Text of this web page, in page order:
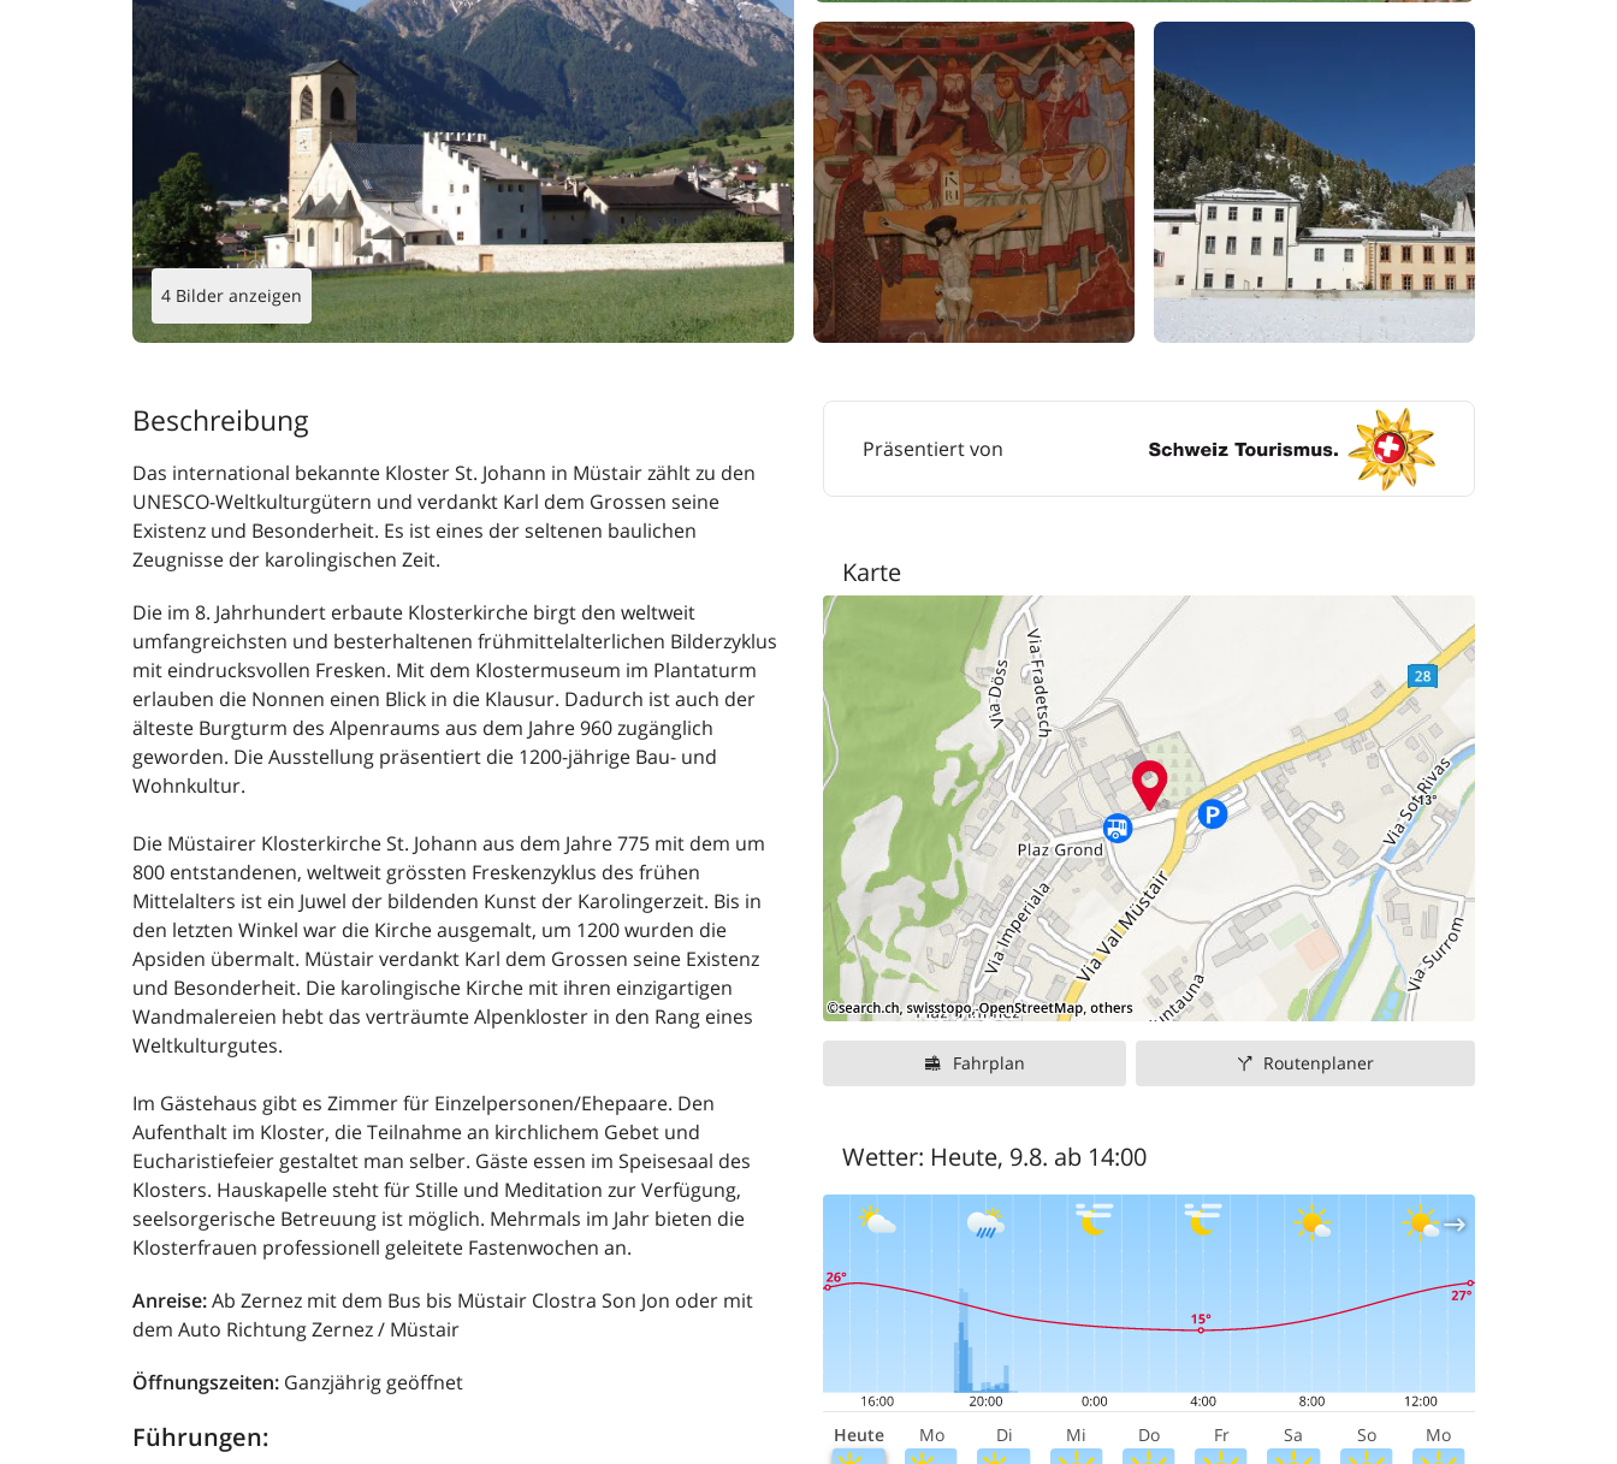
4 Bilder anzeigen
Beschreibung
Das international bekannte Kloster St. Johann in Müstair zählt zu den
UNESCO-Weltkulturgütern und verdankt Karl dem Grossen seine
Existenz und Besonderheit. Es ist eines der seltenen baulichen
Zeugnisse der karolingischen Zeit.
Die im 8. Jahrhundert erbaute Klosterkirche birgt den weltweit
umfangreichsten und besterhaltenen frühmittelalterlichen Bilderzyklus
mit eindrucksvollen Fresken. Mit dem Klostermuseum im Plantaturm
erlauben die Nonnen einen Blick in die Klausur. Dadurch ist auch der
älteste Burgturm des Alpenraums aus dem Jahre 960 zugänglich
geworden. Die Ausstellung präsentiert die 1200-jährige Bau- und
Wohnkultur.
Die Müstairer Klosterkirche St. Johann aus dem Jahre 775 mit dem um
800 entstandenen, weltweit grössten Freskenzyklus des frühen
Mittelalters ist ein Juwel der bildenden Kunst der Karolingerzeit. Bis in
den letzten Winkel war die Kirche ausgemalt, um 1200 wurden die
Apsiden übermalt. Müstair verdankt Karl dem Grossen seine Existenz
und Besonderheit. Die karolingische Kirche mit ihren einzigartigen
Wandmalereien hebt das verträumte Alpenkloster in den Rang eines
Weltkulturgutes.
Im Gästehaus gibt es Zimmer für Einzelpersonen/Ehepaare. Den
Aufenthalt im Kloster, die Teilnahme an kirchlichem Gebet und
Eucharistiefeier gestaltet man selber. Gäste essen im Speisesaal des
Klosters. Hauskapelle steht für Stille und Meditation zur Verfügung,
seelsorgerische Betreuung ist möglich. Mehrmals im Jahr bieten die
Klosterfrauen professionell geleitete Fastenwochen an.
Anreise:Ab Zernez mit dem Bus bis Müstair Clostra Son Jon oder mit
dem Auto Richtung Zernez / Müstair
Öffnungszeiten: Ganzjährig geöffnet
Führungen:
Präsentiert von
Karte
Fahrplan Routenplaner
Wetter: Heute, 9.8. ab 14:00
Heute Mo Di Mi Do Fr Sa So Mo